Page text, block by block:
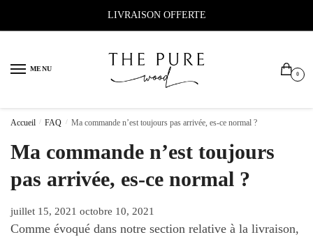
LIVRAISON OFFERTE
MENU
0
Accueil / FAQ / Ma commande n’est toujours pas arrivée, es-ce normal ?
Ma commande n’est toujours
pas arrivée, es-ce normal ?
juillet 15, 2021 octobre 10, 2021
Comme évoqué dans notre section relative à la livraison,